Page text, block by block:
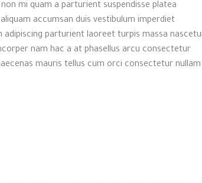
mi quam a parturient suspendisse platea
accumsan duis vestibulum imperdiet
adipiscing parturient laoreet turpis massa
nam hac a at phasellus arcu consectetur
mauris tellus cum orci consectetur nullam